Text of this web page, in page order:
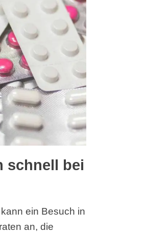
schnell bei
ein Besuch in
an, die